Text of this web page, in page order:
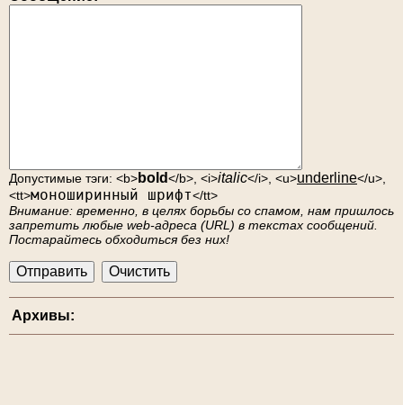
Допустимые тэги: <b>bold</b>, <i>italic</i>, <u>underline</u>,
<tt>моноширинный шрифт</tt>
Внимание: временно, в целях борьбы со спамом, нам пришлось
запретить любые web-адреса (URL) в текстах сообщений.
Постарайтесь обходиться без них!
Архивы: